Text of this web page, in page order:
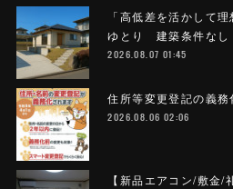
「高低差を活かして
ゆとり 建築条件な
2026.08.07 01:45
住所等変更登記の義務
2026.08.06 02:06
【新品エアコン/敷金/